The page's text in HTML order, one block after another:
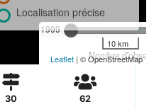
1999
Nombre
Localisation précise
10 km
Leaflet | © OpenStreetMap
30 62